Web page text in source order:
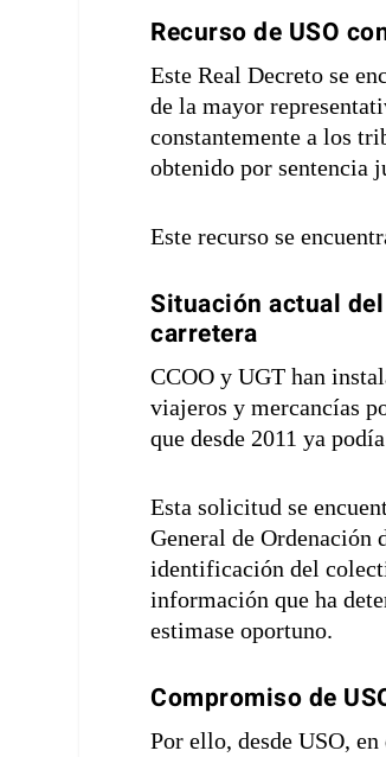
Recurso de USO
Este Real Decreto se
de la mayor
constantemente a los
obtenido por sentencia
Este recurso se
Situación actual
carretera
CCOO y UGT han
viajeros y mercancías
que desde 2011 ya
Esta solicitud se
General de Ordenación
identificación del
información que ha
estimase oportuno.
Compromiso de
Por ello, desde USO,